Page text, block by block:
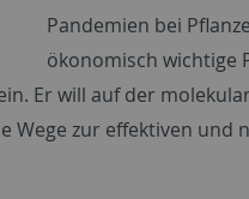
Pandemien bei
ökonomisch wichtige
Er will auf der
Wege zur effektiven und